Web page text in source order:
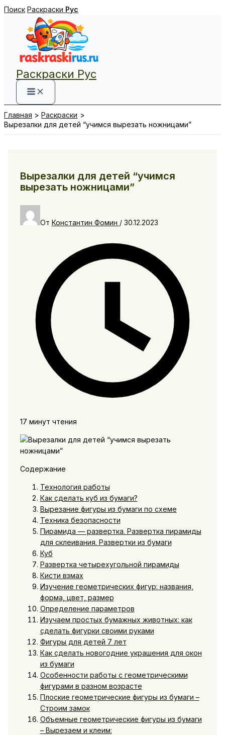
Перейти
содержимому
Поиск Раскраски Рус
Раскраски Рус
Главная
Раскраски
Вырезалки для детей “учимся вырезать ножницами”
Вырезалки для детей “учимся
вырезать ножницами”
От Константин Фомин / 30.12.2023
17 минут чтения
Содержание
Технология работы
Как сделать куб из бумаги?
Вырезание фигуры из бумаги по схеме
Техника безопасности
Пирамида — развертка. Развертка пирамиды
для склеивания. Развертки из бумаги
Куб
Развертка четырехугольной пирамиды
Кисти взмах
Изучение геометрических фигур: названия,
форма, цвет, размер
Определение параметров
Изучаем простых бумажных животных: как
сделать фигурки своими руками
Фигуры для детей 7 лет
Как сделать новогодние украшения для окон
из бумаги
Особенности работы с геометрическими
фигурами в разном возрасте
Плоские геометрические фигуры из бумаги –
Строим замок
Объемные геометрические фигуры из бумаги
– Вырезаем и клеим: